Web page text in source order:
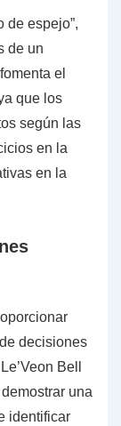
de espejo”,
de un
el
que los
según las
en la
en la
decisiones
Bell
una
identificar